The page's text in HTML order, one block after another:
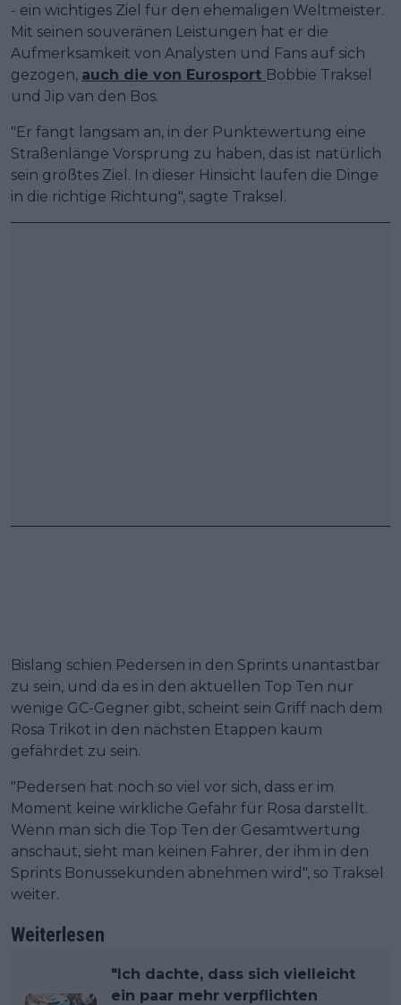
- ein wichtiges Ziel für den ehemaligen Weltmeister.
Mit seinen souveränen Leistungen hat er die
Aufmerksamkeit von Analysten und Fans auf sich
gezogen, auch die von Eurosport Bobbie Traksel
und Jip van den Bos.
"Er fängt langsam an, in der Punktewertung eine
Straßenlänge Vorsprung zu haben, das ist natürlich
sein größtes Ziel. In dieser Hinsicht laufen die Dinge
in die richtige Richtung", sagte Traksel.
Bislang schien Pedersen in den Sprints unantastbar
zu sein, und da es in den aktuellen Top Ten nur
wenige GC-Gegner gibt, scheint sein Griff nach dem
Rosa Trikot in den nächsten Etappen kaum
gefährdet zu sein.
"Pedersen hat noch so viel vor sich, dass er im
Moment keine wirkliche Gefahr für Rosa darstellt.
Wenn man sich die Top Ten der Gesamtwertung
anschaut, sieht man keinen Fahrer, der ihm in den
Sprints Bonussekunden abnehmen wird", so Traksel
weiter.
Weiterlesen
"Ich dachte, dass sich vielleicht
ein paar mehr verpflichten